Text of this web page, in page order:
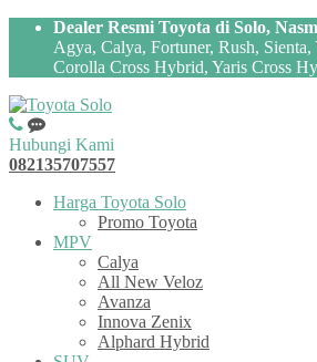
Dealer Resmi Toyota di Solo,
Agya, Calya, Fortuner, Rush,
Corolla Cross Hybrid, Yaris Cross
Hubungi Kami
082135707557
Harga Toyota Solo
Promo Toyota
MPV
Calya
All New Veloz
Avanza
Innova Zenix
Alphard Hybrid